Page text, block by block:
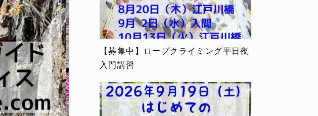
【募集中】ロープクライミング平日夜
入門講習